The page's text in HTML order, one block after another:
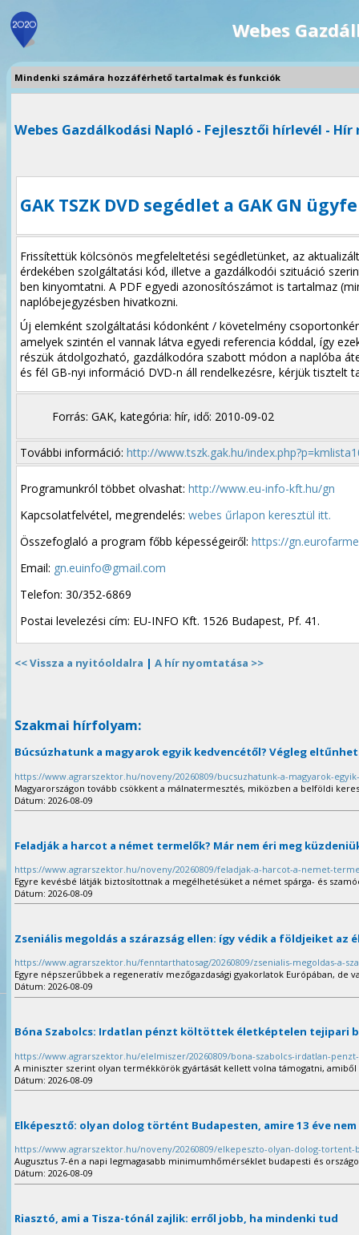
Webes
Mindenki számára hozzáférhető tartalmak és funkciók
Webes Gazdálkodási Napló - Fejlesztői hírlevél - Hír
GAK TSZK DVD segédlet a GAK GN
Frissítettük kölcsönös megfeleltetési segédletünket, az
érdekében szolgáltatási kód, illetve a gazdálkodói szituáció
ben kinyomtatni. A PDF egyedi azonosítószámot is tartalmaz
naplóbejegyzésben hivatkozni.
Új elemként szolgáltatási kódonként / követelmény
amelyek szintén el vannak látva egyedi referencia kóddal, így
részük átdolgozható, gazdálkodóra szabott módon a naplóba
és fél GB-nyi információ DVD-n áll rendelkezésre, kérjük tisztelt
Forrás: GAK, kategória: hír, idő: 2010-09-02
További információ: http://www.tszk.gak.hu/
Programunkról többet olvashat: http://www.eu-info-kft.hu/gn
Kapcsolatfelvétel, megrendelés: webes űrlapon keresztül itt.
Összefoglaló a program főbb képességeiről: https://
Email: gn.euinfo@gmail.com
Telefon: 30/352-6869
Postai levelezési cím: EU-INFO Kft. 1526 Budapest, Pf. 41.
<< Vissza a nyitóoldalra | A hír nyomtatása >>
Szakmai hírfolyam:
Búcsúzhatunk a magyarok egyik kedvencétől? Végleg
https://www.agrarszektor.hu/noveny/20260809/bucsuzhatunk-a-magyarok-
Magyarországon tovább csökkent a málnatermesztés, miközben a belföldi
Dátum: 2026-08-09
Feladják a harcot a német termelők? Már nem éri meg
https://www.agrarszektor.hu/noveny/20260809/feladjak-a-harcot-a-nemet-
Egyre kevésbé látják biztosítottnak a megélhetésüket a német spárga- és
Dátum: 2026-08-09
Zseniális megoldás a szárazság ellen: így védik a földjeiket az
https://www.agrarszektor.hu/fenntarthatosag/20260809/zsenialis-megoldas-a-
Egyre népszerűbbek a regeneratív mezőgazdasági gyakorlatok Európában, de
Dátum: 2026-08-09
Bóna Szabolcs: Irdatlan pénzt költöttek életképtelen tejipari
https://www.agrarszektor.hu/elelmiszer/20260809/bona-szabolcs-irdatlan-
A miniszter szerint olyan termékkörök gyártását kellett volna támogatni, amiből
Dátum: 2026-08-09
Elképesztő: olyan dolog történt Budapesten, amire 13 éve
https://www.agrarszektor.hu/noveny/20260809/elkepeszto-olyan-dolog-
Augusztus 7-én a napi legmagasabb minimumhőmérséklet budapesti és
Dátum: 2026-08-09
Riasztó, ami a Tisza-tónál zajlik: erről jobb, ha mindenki tud